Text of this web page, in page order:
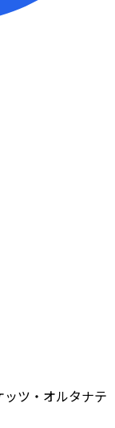
ツ・オルタナテ